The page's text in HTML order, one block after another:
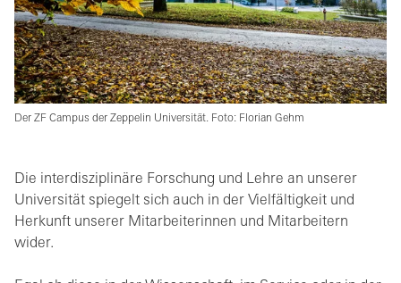
Der ZF Campus der Zeppelin Universität. Foto: Florian Gehm
Die interdisziplinäre Forschung und Lehre an unserer
Universität spiegelt sich auch in der Vielfältigkeit und
Herkunft unserer Mitarbeiterinnen und Mitarbeitern
wider.